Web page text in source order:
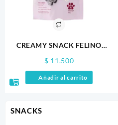
SNACKS
CREAMY SNACK FELINO
$ 11.500
Añadir al carrito